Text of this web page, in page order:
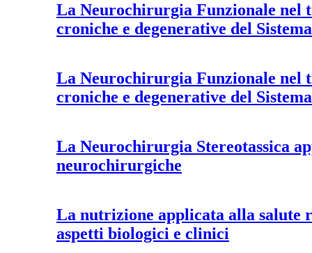
La Neurochirurgia Funzionale nel
croniche e degenerative del
La Neurochirurgia Funzionale nel
croniche e degenerative del
La Neurochirurgia Stereotassica
neurochirurgiche
La nutrizione applicata alla
aspetti biologici e clinici